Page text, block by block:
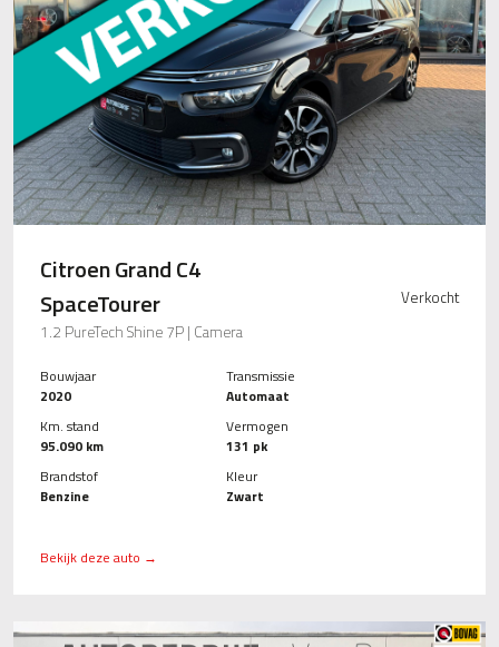
Citroen Grand C4
SpaceTourer
1.2 PureTech Shine 7P | Camera
Verkocht
Bouwjaar
2020
Km. stand
95.090 km
Brandstof
Benzine
Transmissie
Automaat
Vermogen
131 pk
Kleur
Zwart
Bekijk deze auto →